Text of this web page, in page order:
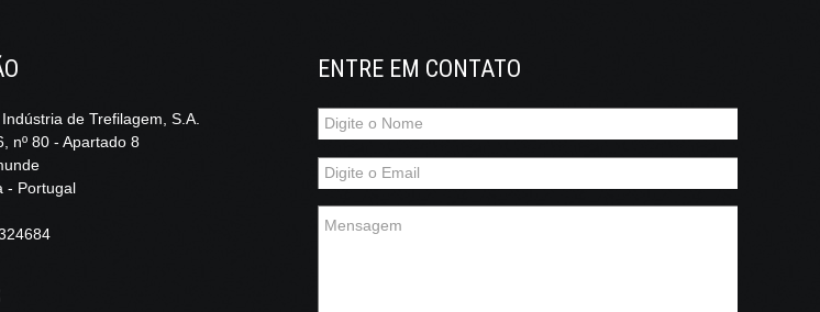
de Trefilagem, S.A.
nº 80 - Apartado 8
- Portugal
ENTRE EM CONTATO